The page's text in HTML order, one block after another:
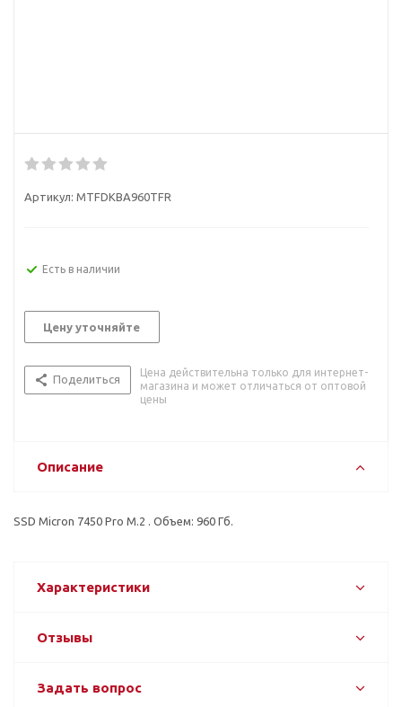
Артикул: MTFDKBA960TFR
Есть в наличии
Цену уточняйте
Поделиться
Цена действительна только для интернет-
магазина и может отличаться от оптовой
цены
Описание
SSD Micron 7450 Pro M.2 . Объем: 960 Гб.
Характеристики
Отзывы
Задать вопрос